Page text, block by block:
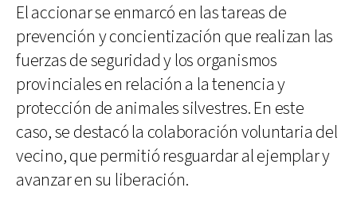
El accionar se enmarcó en las tareas de
prevención y concientización que realizan las
fuerzas de seguridad y los organismos
provinciales en relación a la tenencia y
protección de animales silvestres. En este
caso, se destacó la colaboración voluntaria del
vecino, que permitió resguardar al ejemplar y
avanzar en su liberación.